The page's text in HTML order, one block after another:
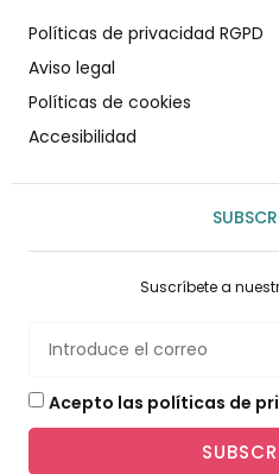
Políticas de privacidad RGPD
Aviso legal
Políticas de cookies
Accesibilidad
Suscríbete a
Acepto las políticas de